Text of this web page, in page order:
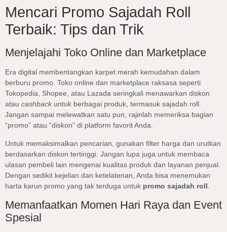
Mencari Promo Sajadah Roll
Terbaik: Tips dan Trik
Menjelajahi Toko Online dan Marketplace
Era digital membentangkan karpet merah kemudahan dalam
berburu promo. Toko online dan marketplace raksasa seperti
Tokopedia, Shopee, atau Lazada seringkali menawarkan diskon
atau cashbackuntuk berbagai produk, termasuk sajadah roll.
Jangan sampai melewatkan satu pun, rajinlah memeriksa bagian
“promo” atau “diskon” di platform favorit Anda.
Untuk memaksimalkan pencarian, gunakan filter harga dan urutkan
berdasarkan diskon tertinggi. Jangan lupa juga untuk membaca
ulasan pembeli lain mengenai kualitas produk dan layanan penjual.
Dengan sedikit kejelian dan ketelatenan, Anda bisa menemukan
harta karun promo yang tak terduga untuk promo sajadah roll
Memanfaatkan Momen Hari Raya dan Event
Spesial